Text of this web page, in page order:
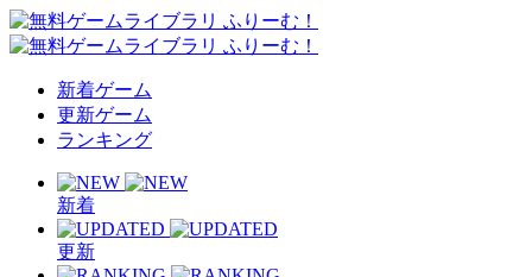
新着ゲーム
更新ゲーム
ランキング
新着
更新